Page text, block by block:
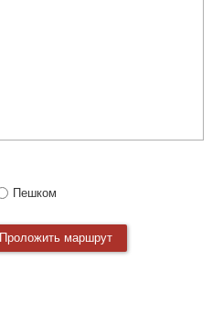
Пешком
Проложить маршрут